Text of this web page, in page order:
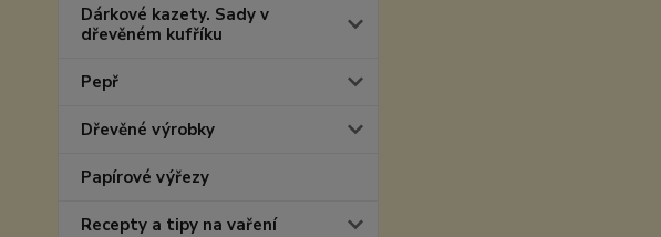
Dárkové kazety. Sady v
dřevěném kufříku
Pepř
Dřevěné výrobky
Papírové výřezy
Recepty a tipy na vaření